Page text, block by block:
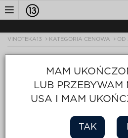
Toggle
VINOTEKA13 KATEGORIA CENOWA OD
MAM
LUB PRZEBYWAM
USA I MAM
TAK